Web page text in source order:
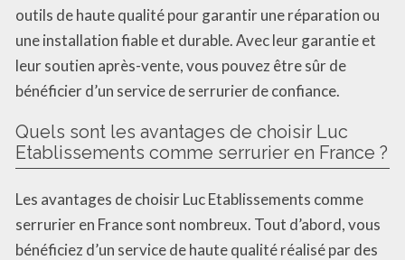
outils de haute qualité pour garantir une réparation ou
une installation fiable et durable. Avec leur garantie et
leur soutien après-vente, vous pouvez être sûr de
bénéficier d’un service de serrurier de confiance.
Quels sont les avantages de choisir Luc
Etablissements comme serrurier en France ?
Les avantages de choisir Luc Etablissements comme
serrurier en France sont nombreux. Tout d’abord, vous
bénéficiez d’un service de haute qualité réalisé par des